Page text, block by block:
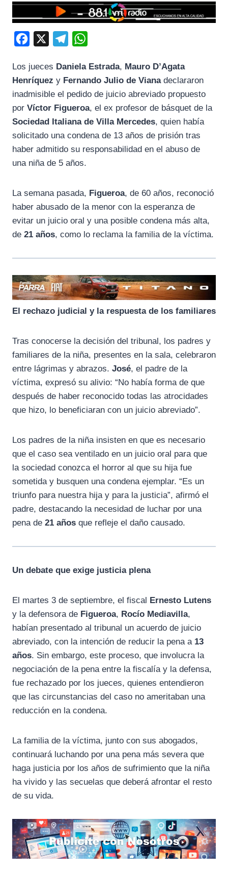
c
e
b
o
k
l
e
g
m
a
t
s
p
Los jueces Daniela Estrada, Mauro D’Agata
Henríquez y Fernando Julio de Vianadeclararon
inadmisible el pedido de juicio abreviado propuesto
por Víctor Figueroa, el ex profesor de básquet de la
Sociedad Italiana de Villa Mercedes, quien había
solicitado una condena de 13 años de prisión tras
haber admitido su responsabilidad en el abuso de
una niña de 5 años.
La semana pasada, Figueroa, de 60 años, reconoció
haber abusado de la menor con la esperanza de
evitar un juicio oral y una posible condena más alta,
de 21 años, como lo reclama la familia de la víctima.
El rechazo judicial y la respuesta de los familiares
Tras conocerse la decisión del tribunal, los padres y
familiares de la niña, presentes en la sala, celebraron
entre lágrimas y abrazos. José, el padre de la
víctima, expresó su alivio: “No había forma de que
después de haber reconocido todas las atrocidades
que hizo, lo beneficiaran con un juicio abreviado”.
Los padres de la niña insisten en que es necesario
que el caso sea ventilado en un juicio oral para que
la sociedad conozca el horror al que su hija fue
sometida y busquen una condena ejemplar. “Es un
triunfo para nuestra hija y para la justicia”, afirmó el
padre, destacando la necesidad de luchar por una
pena de 21 años que refleje el daño causado.
Un debate que exige justicia plena
El martes 3 de septiembre, el fiscal Ernesto Lutens
y la defensora de Figueroa, Rocío Mediavilla,
habían presentado al tribunal un acuerdo de juicio
abreviado, con la intención de reducir la pena a 13
años. Sin embargo, este proceso, que involucra la
negociación de la pena entre la fiscalía y la defensa,
fue rechazado por los jueces, quienes entendieron
que las circunstancias del caso no ameritaban una
reducción en la condena.
La familia de la víctima, junto con sus abogados,
continuará luchando por una pena más severa que
haga justicia por los años de sufrimiento que la niña
ha vivido y las secuelas que deberá afrontar el resto
de su vida.